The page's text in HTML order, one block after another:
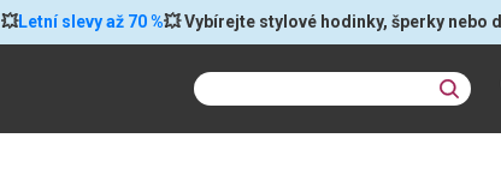
💥Letní slevy až 70 %💥 Vybírejte stylové hodinky, šperky nebo